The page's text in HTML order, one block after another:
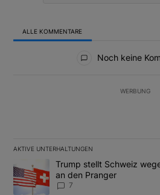
ALLE KOMMENTARE
Noch keine
WERBUNG
AKTIVE UNTERHALTUNGEN
Das Folgende ist eine Liste der am
Ein Trendartikel mit dem Titel
Trump stellt Schweiz
an den Pranger
7